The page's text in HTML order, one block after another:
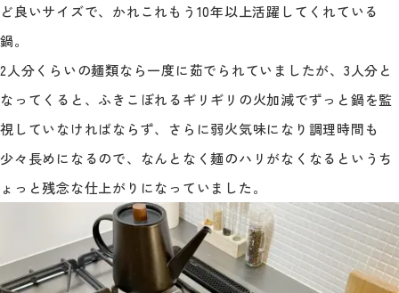
ど良いサイズで、かれこれもう10年以上活躍してくれている
鍋。
2人分くらいの麺類なら一度に茹でられていましたが、3人分と
なってくると、ふきこぼれるギリギリの火加減でずっと鍋を監
視していなければならず、さらに弱火気味になり調理時間も
少々長めになるので、なんとなく麺のハリがなくなるというち
ょっと残念な仕上がりになっていました。